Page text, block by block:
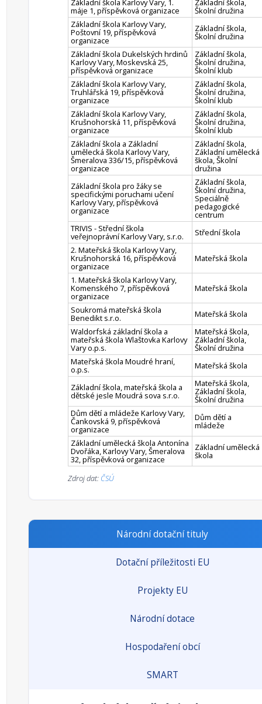
Základní škola Karlovy Vary, 1.
máje 1, příspěvková organizace
Základní škola,
Školní družina
Základní škola Karlovy Vary,
Poštovní 19, příspěvková
organizace
Základní škola,
Školní družina
Základní škola Dukelských hrdinů
Karlovy Vary, Moskevská 25,
příspěvková organizace
Základní škola,
Školní družina,
Školní klub
Základní škola Karlovy Vary,
Truhlářská 19, příspěvková
organizace
Základní škola,
Školní družina,
Školní klub
Základní škola Karlovy Vary,
Krušnohorská 11, příspěvková
organizace
Základní škola,
Školní družina,
Školní klub
Základní škola a Základní
umělecká škola Karlovy Vary,
Šmeralova 336/15, příspěvková
organizace
Základní škola,
Základní umělecká
škola, Školní
družina
Základní škola pro žáky se
specifickými poruchami učení
Karlovy Vary, příspěvková
organizace
Základní škola,
Školní družina,
Speciálně
pedagogické
centrum
TRIVIS - Střední škola
veřejnoprávní Karlovy Vary, s.r.o.
Střední škola
2. Mateřská škola Karlovy Vary,
Krušnohorská 16, příspěvková
organizace
Mateřská škola
1. Mateřská škola Karlovy Vary,
Komenského 7, příspěvková
organizace
Mateřská škola
Soukromá mateřská škola
Benedikt s.r.o.
Mateřská škola
Waldorfská základní škola a
mateřská škola Wlaštovka Karlovy
Vary o.p.s.
Mateřská škola,
Základní škola,
Školní družina
Mateřská škola Moudré hraní,
o.p.s. Mateřská škola
Základní škola, mateřská škola a
dětské jesle Moudrá sova s.r.o.
Mateřská škola,
Základní škola,
Školní družina
Dům dětí a mládeže Karlovy Vary,
Čankovská 9, příspěvková
organizace
Dům dětí a
mládeže
Základní umělecká škola Antonína
Dvořáka, Karlovy Vary, Šmeralova
32, příspěvková organizace
Základní umělecká
škola
Zdroj dat: ČSÚ
Národní dotační tituly
Dotační příležitosti EU
Projekty EU
Národní dotace
Hospodaření obcí
SMART